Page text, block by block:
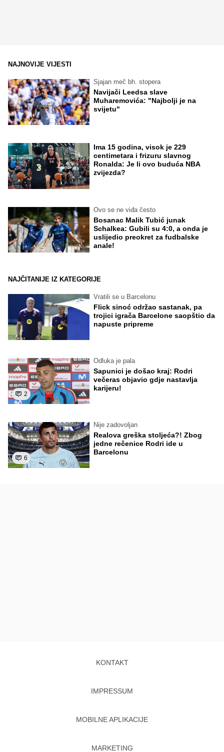
NAJNOVIJE VIJESTI
Sjajan meč bh. stopera
Navijači Leedsa slave
Muharemovića: "Najbolji je na
svijetu"
Ima 15 godina, visok je 229
centimetara i frizuru slavnog
Ronalda: Je li ovo buduća NBA
zvijezda?
Ovo se ne viđa često
Bosanac Malik Tubić junak
Schalkea: Gubili su 4:0, a onda je
uslijedio preokret za fudbalske
anale!
NAJČITANIJE IZ KATEGORIJE
Vratili se u Barcelonu
Flick sinoć održao sastanak, pa
trojici igrača Barcelone saopštio da
napuste pripreme
2
Odluka je pala
Sapunici je došao kraj: Rodri
večeras objavio gdje nastavlja
karijeru!
6
Nije zadovoljan
Realova greška stoljeća?! Zbog
jedne rečenice Rodri ide u
Barcelonu
KONTAKT
IMPRESSUM
MOBILNE APLIKACIJE
MARKETING